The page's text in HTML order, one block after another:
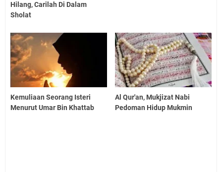
Hilang, Carilah Di Dalam
Sholat
Kemuliaan Seorang Isteri
Menurut Umar Bin Khattab
Al Qur'an, Mukjizat Nabi
Pedoman Hidup Mukmin